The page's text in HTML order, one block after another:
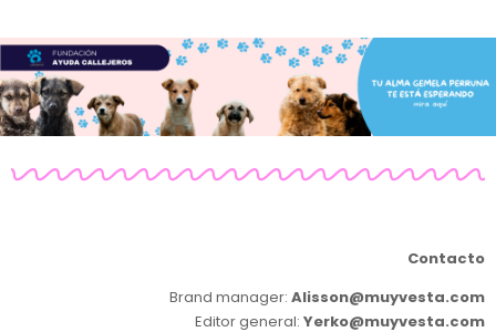
Contacto
Brand manager: Alisson@muyvesta.com
Editor general: Yerko@muyvesta.com